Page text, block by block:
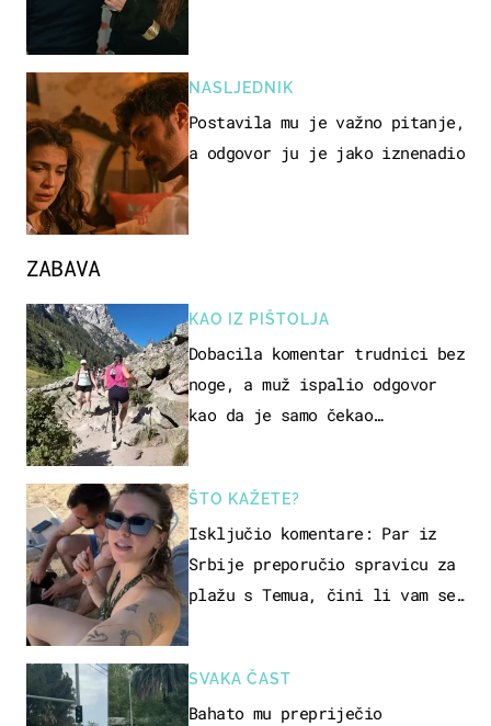
ZABAVA
KAO IZ PIŠTOLJA
Dobacila komentar trudnici bez
noge, a muž ispalio odgovor
kao da je samo čekao…
ŠTO KAŽETE?
Isključio komentare: Par iz
Srbije preporučio spravicu za
plažu s Temua, čini li vam se
SVAKA ČAST
Bahato mu prepriječio
NASLJEDNIK
Postavila mu je važno pitanje,
a odgovor ju je jako iznenadio